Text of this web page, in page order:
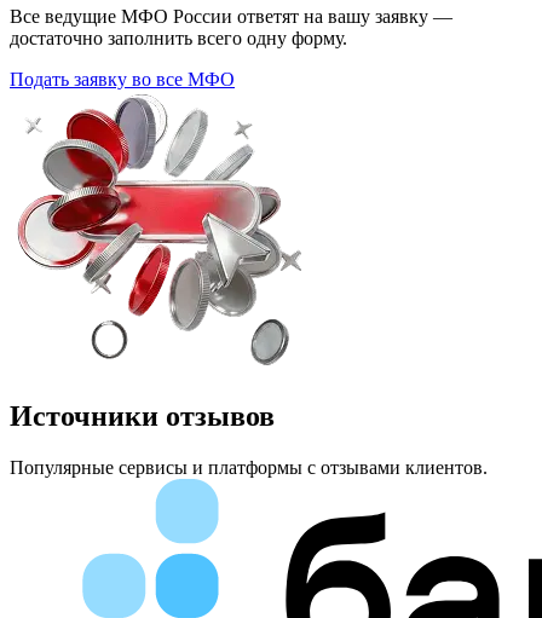
Все ведущие МФО России ответят на вашу заявку —
достаточно заполнить всего одну форму.
Подать заявку во все МФО
Источники отзывов
Популярные сервисы и платформы с отзывами клиентов.